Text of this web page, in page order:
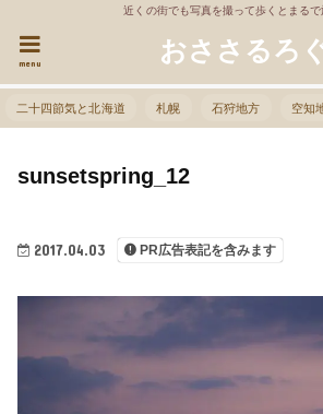
近くの街でも写真を撮って歩くとまるで
おささるろ
menu
二十四節気と北海道 札幌 石狩地方 空知
2017.04.03 PR広告表記を含みます
sunsetspring_12